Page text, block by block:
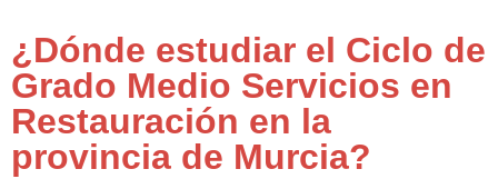
¿Dónde estudiar el Ciclo de
Grado Medio Servicios en
Restauración en la
provincia de Murcia?